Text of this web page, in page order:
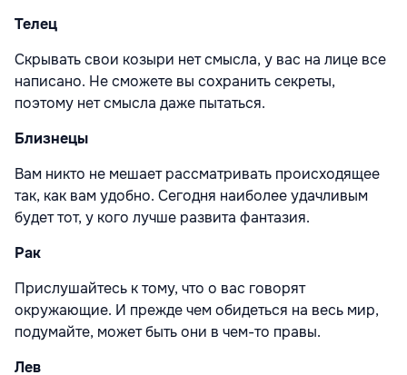
Телец
Скрывать свои козыри нет смысла, у вас на лице все
написано. Не сможете вы сохранить секреты,
поэтому нет смысла даже пытаться.
Близнецы
Вам никто не мешает рассматривать происходящее
так, как вам удобно. Сегодня наиболее удачливым
будет тот, у кого лучше развита фантазия.
Рак
Прислушайтесь к тому, что о вас говорят
окружающие. И прежде чем обидеться на весь мир,
подумайте, может быть они в чем-то правы.
Лев